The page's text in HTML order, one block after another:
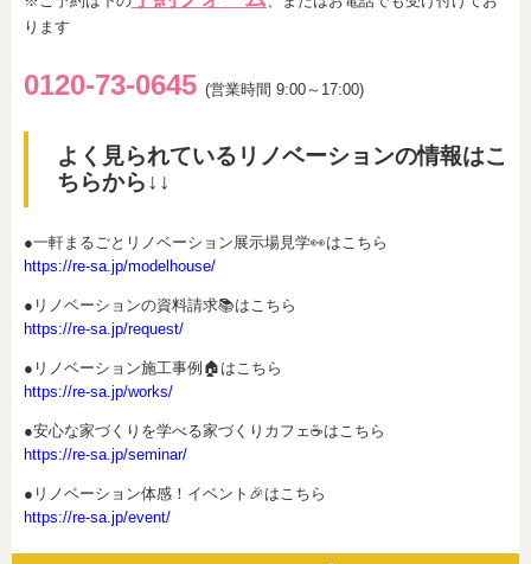
ります
0120-73-0645 (営業時間 9:00～17:00)
よく見られているリノベーションの情報はこ
ちらから↓↓
●一軒まるごとリノベーション展示場見学👀はこちら
https://re-sa.jp/modelhouse/
●リノベーションの資料請求📚はこちら
https://re-sa.jp/request/
●リノベーション施工事例🏠はこちら
https://re-sa.jp/works/
●安心な家づくりを学べる家づくりカフェ☕はこちら
https://re-sa.jp/seminar/
●リノベーション体感！イベント🎉はこちら
https://re-sa.jp/event/